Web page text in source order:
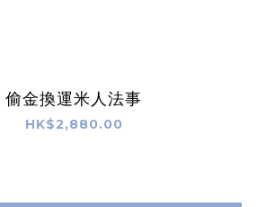
偷金換運米人法事
HK$2,880.00